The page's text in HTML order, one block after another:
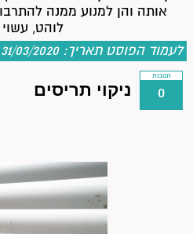
אותה והן למנוע ממנה
לוהט,
לעמוד הפוסט תאריך: 31/03/2020 13:38:00
תגובות
0 ניקוי תריסים